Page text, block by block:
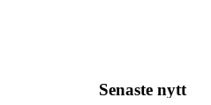
Senaste nytt